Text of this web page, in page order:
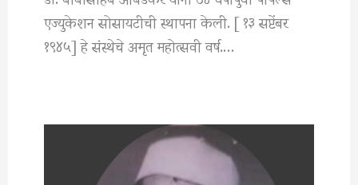
एज्युकेशन सोसायटीची स्थापना केली. [ १३ सप्टेंबर
१९४५] हे संस्थेचे अमृत महोत्सवी वर्ष.…